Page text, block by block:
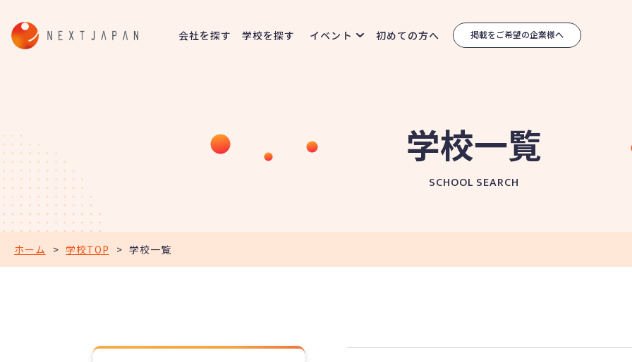
会社を探す 学校を探す イベント 初めての方へ 掲載をご希望の企業様へ
学校一覧
SCHOOL SEARCH
ホーム > 学校TOP > 学校一覧